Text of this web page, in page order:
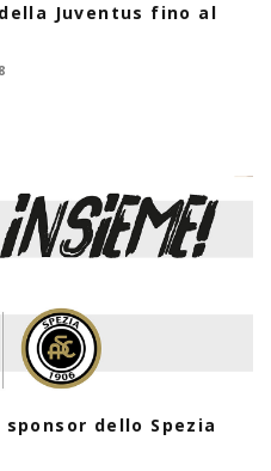
Juventus fino al
dello Spezia